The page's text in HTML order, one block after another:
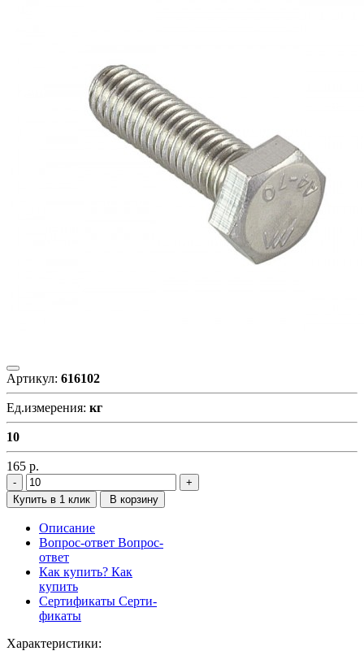
Артикул: 616102
Ед.измерения: кг
10
165 р.
Купить в 1 клик В корзину
Описание
Вопрос-ответ Вопрос-
ответ
Как купить? Как
купить
Сертификаты Серти-
фикаты
Характеристики: